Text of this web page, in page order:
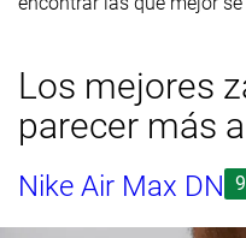
Los mejores
parecer más
Nike Air Max DN